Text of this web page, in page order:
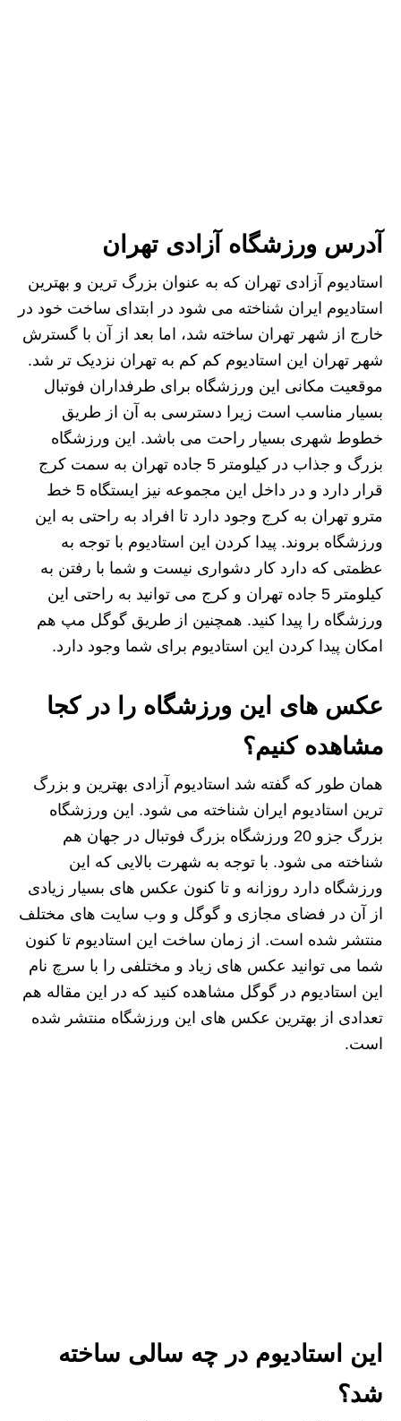
آدرس ورزشگاه آزادی تهران
استادیوم آزادی تهران که به عنوان بزرگ ترین و بهترین
استادیوم ایران شناخته می شود در ابتدای ساخت خود در
خارج از شهر تهران ساخته شد، اما بعد از آن با گسترش
شهر تهران این استادیوم کم کم به تهران نزدیک تر شد.
موقعیت مکانی این ورزشگاه برای طرفداران فوتبال
بسیار مناسب است زیرا دسترسی به آن از طریق
خطوط شهری بسیار راحت می باشد. این ورزشگاه
بزرگ و جذاب در کیلومتر 5 جاده تهران به سمت کرج
قرار دارد و در داخل این مجموعه نیز ایستگاه 5 خط
مترو تهران به کرج وجود دارد تا افراد به راحتی به این
ورزشگاه بروند. پیدا کردن این استادیوم با توجه به
عظمتی که دارد کار دشواری نیست و شما با رفتن به
کیلومتر 5 جاده تهران و کرج می توانید به راحتی این
ورزشگاه را پیدا کنید. همچنین از طریق گوگل مپ هم
امکان پیدا کردن این استادیوم برای شما وجود دارد.
عکس های این ورزشگاه را در کجا
مشاهده کنیم؟
همان طور که گفته شد استادیوم آزادی بهترین و بزرگ
ترین استادیوم ایران شناخته می شود. این ورزشگاه
بزرگ جزو 20 ورزشگاه بزرگ فوتبال در جهان هم
شناخته می شود. با توجه به شهرت بالایی که این
ورزشگاه دارد روزانه و تا کنون عکس های بسیار زیادی
از آن در فضای مجازی و گوگل و وب سایت های مختلف
منتشر شده است. از زمان ساخت این استادیوم تا کنون
شما می توانید عکس های زیاد و مختلفی را با سرچ نام
این استادیوم در گوگل مشاهده کنید که در این مقاله هم
تعدادی از بهترین عکس های این ورزشگاه منتشر شده
است.
این استادیوم در چه سالی ساخته
شد؟